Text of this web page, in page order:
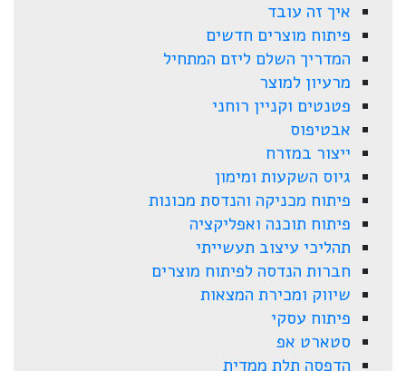
איך זה עובד
פיתוח מוצרים חדשים
המדריך השלם ליזם המתחיל
מרעיון למוצר
פטנטים וקניין רוחני
אבטיפוס
ייצור במזרח
גיוס השקעות ומימון
פיתוח מכניקה והנדסת מכונות
פיתוח תוכנה ואפליקציה
תהליכי עיצוב תעשייתי
חברות הנדסה לפיתוח מוצרים
שיווק ומכירת המצאות
פיתוח עסקי
סטארט אפ
הדפסה תלת ממדית